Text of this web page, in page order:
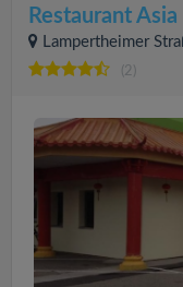
Restaurant
Lampertheimer
(2)